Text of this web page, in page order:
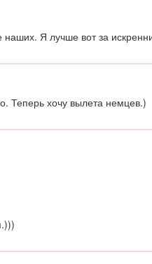
Я лучше вот за
Теперь хочу вылета немцев.)